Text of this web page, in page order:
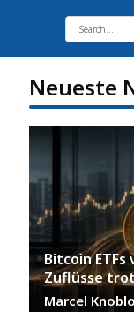
Neueste
Bitcoin
Zuflüsse
Marcel